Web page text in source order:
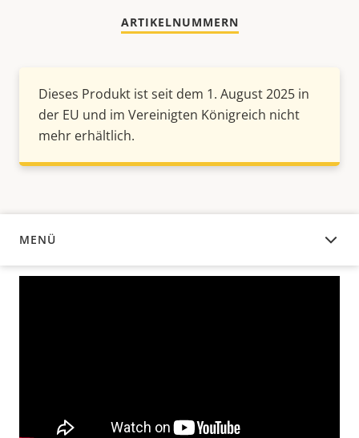
ARTIKELNUMMERN
Dieses Produkt ist seit dem 1. August 2025 in
der EU und im Vereinigten Königreich nicht
mehr erhältlich.
MENÜ
ÜBERSICHT